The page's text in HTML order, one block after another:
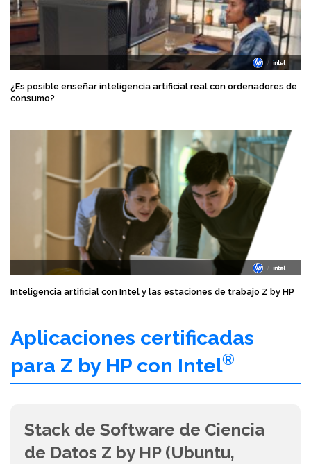
¿Es posible enseñar inteligencia artificial real con ordenadores de
consumo?
Inteligencia artificial con Intel y las estaciones de trabajo Z by HP
Aplicaciones certificadas
para Z by HP con Intel®
Stack de Software de Ciencia
de Datos Z by HP (Ubuntu,